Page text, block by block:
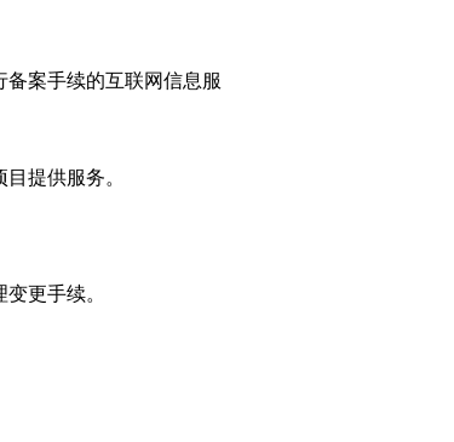
案手续的互联网信息服
提供服务。
更手续。